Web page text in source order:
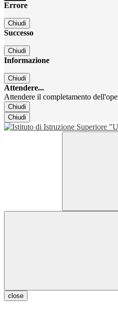
Errore
Chiudi
Successo
Chiudi
Informazione
Chiudi
Attendere...
Attendere il completamento
Chiudi
Chiudi
close